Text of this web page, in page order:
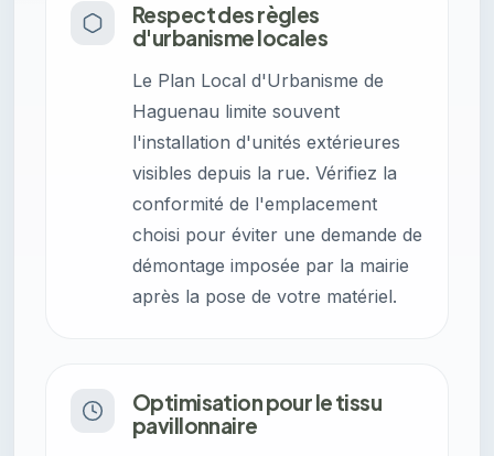
Respect des règles
d'urbanisme locales
Le Plan Local d'Urbanisme de
Haguenau limite souvent
l'installation d'unités extérieures
visibles depuis la rue. Vérifiez la
conformité de l'emplacement
choisi pour éviter une demande de
démontage imposée par la mairie
après la pose de votre matériel.
Optimisation pour le tissu
pavillonnaire